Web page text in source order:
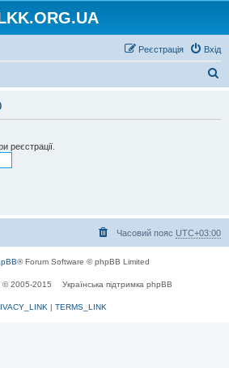
Вхід
Реєстрація
реєстрації.
Часовий пояс UTC+03:00
® Forum Software © phpBB Limited
© 2005-2015 Українська підтримка phpBB
| TERMS_LINK